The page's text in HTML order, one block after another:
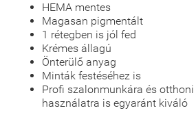
HEMA mentes
Magasan pigmentált
1 rétegben is jól fed
Krémes állagú
Önterülő anyag
Minták festéséhez is
Profi szalonmunkára és otthoni
használatra is egyaránt kiváló